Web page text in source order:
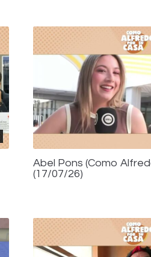
Abel Pons (Como
(17/07/26)